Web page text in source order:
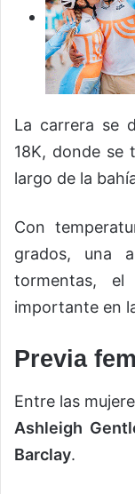
La carrera se
18K, donde se
largo de la
Con
grados, una
tormentas,
importante en
Previa
Entre las
Ashleigh
Barclay.